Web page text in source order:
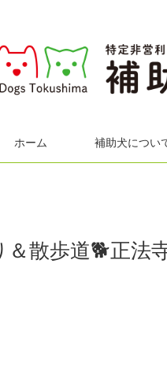
ホーム 補助犬につい
散歩道🐕正法